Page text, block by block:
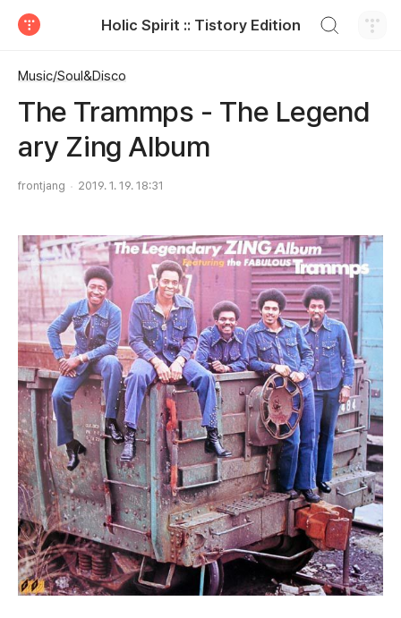
Holic Spirit :: Tistory Edition
Music/Soul&Disco
The Trammps - The Legend
ary Zing Album
frontjang 2019. 1. 19. 18:31